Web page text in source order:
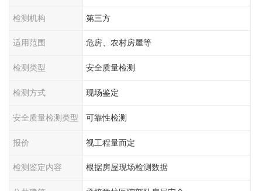
检测机构 第三方
适用范围 危房、农村房屋等
检测类型 安全质量检测
检测方式 现场鉴定
安全质量检测类型 可靠性检测
报价 视工程量而定
检测鉴定内容 根据房屋现场检测数据